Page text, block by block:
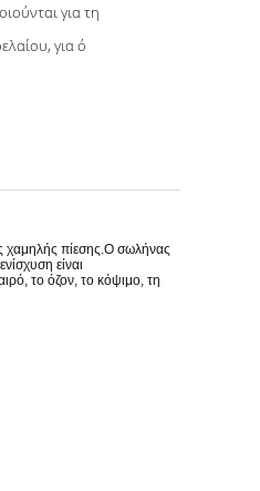
για τη
για ό
χαμηλής πίεσης.Ο σωλήνας
είναι
το όζον, το κόψιμο, τη